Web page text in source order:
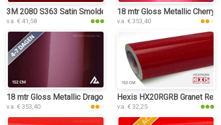
3M 2080 S363 Satin Smoldering Red interieurfolie
v.a. € 41,58
18 mtr Gloss Metallic Cherry
v.a. € 353,40
18 mtr Gloss Metallic Dragon Blood Red 3065 interieurfolie
v.a. € 353,40
Hexis HX20RGRB Granet
v.a. € 32,25